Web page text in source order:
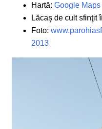
Hartă: Google Maps
Lăcaş de cult sfinţit
Foto:
2013